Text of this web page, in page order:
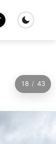
18 / 43